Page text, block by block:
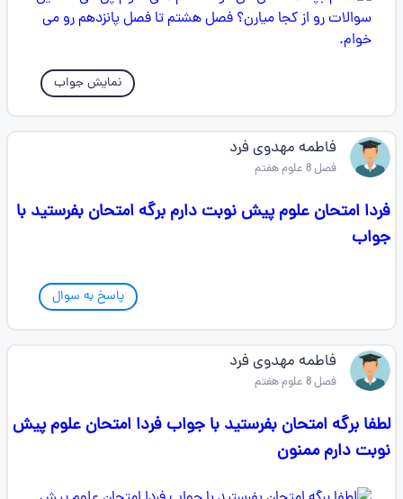
نمایش جواب
فاطمه مهدوی فرد
فصل 8 علوم هفتم
فردا امتحان علوم پیش نوبت دارم برگه امتحان بفرستید با
جواب
پاسخ به سوال
فاطمه مهدوی فرد
فصل 8 علوم هفتم
لطفا برگه امتحان بفرستید با جواب فردا امتحان علوم پیش
نوبت دارم ممنون